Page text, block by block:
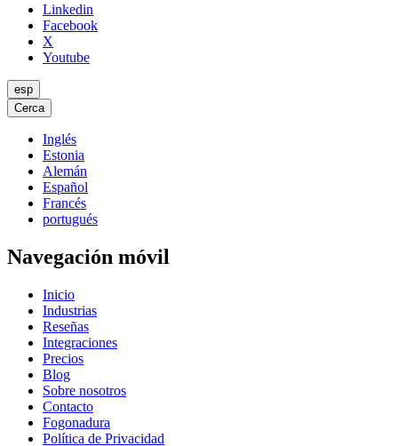
Linkedin
Facebook
X
Youtube
esp
Cerca
Inglés
Estonia
Alemán
Español
Francés
portugués
Navegación móvil
Inicio
Industrias
Reseñas
Integraciones
Precios
Blog
Sobre nosotros
Contacto
Fogonadura
Política de Privacidad